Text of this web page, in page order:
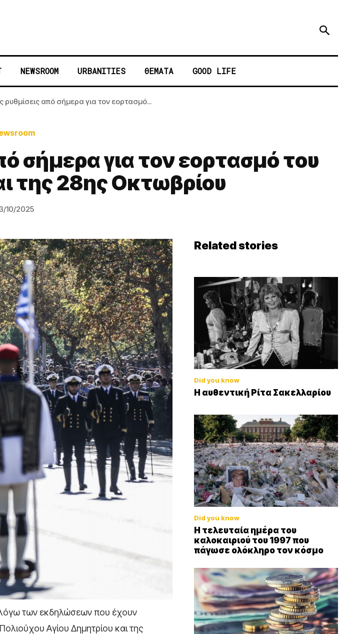
NEWSROOM URBANITIES ΘΕΜΑΤΑ GOOD LIFE
ρυθμίσεις από σήμερα για τον εορτασμό...
σήμερα για τον εορτασμό του
της 28ης Οκτωβρίου
10/2025
των εκδηλώσεων που έχουν
Αγίου Δημητρίου και της
Related stories
Did you know
Η αυθεντική Ρίτα Σακελλαρίου
Did you know
Η τελευταία ημέρα του
καλοκαιριού του 1997 που
πάγωσε ολόκληρο τον κόσμο